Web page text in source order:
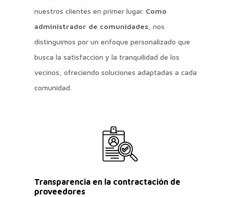
nuestros clientes en primer lugar. Como
administrador de comunidades , nos
distinguimos por un enfoque personalizado que
busca la satisfacción y la tranquilidad de los
vecinos, ofreciendo soluciones adaptadas a cada
comunidad.
Transparencia en la contractación de
proveedores